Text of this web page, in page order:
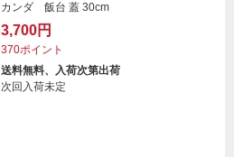
カンダ 飯台 蓋 30cm
3,700円
370ポイント
送料無料、入荷次第出荷
次回入荷未定